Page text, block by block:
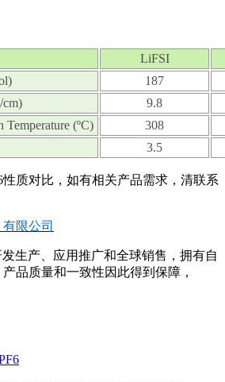
LiFSI
187
cm)
9.8
Temperature (ºC)
308
3.5
质对比，如有相关产品需求，清联系
限公司
生产、应用推广和全球销售，拥有自
品质量和一致性因此得到保障，